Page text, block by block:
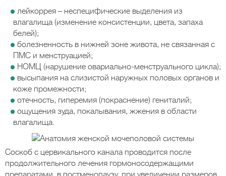
лейкоррея – неспецифические выделения из
влагалища (изменение консистенции, цвета, запаха
белей);
болезненность в нижней зоне живота, не связанная с
ПМС и менструацией;
НОМЦ (нарушение овариально-менструального цикла);
высыпания на слизистой наружных половых органов и
коже промежности;
отечность, гиперемия (покраснение) гениталий;
ощущения зуда, покалывания, жжения в области
влагалища.
Соскоб с цервикального канала проводится после
продолжительного лечения гормоносодержащими